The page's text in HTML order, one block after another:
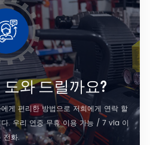
도와 드릴까요?
게 편리한 방법으로 저희에게 연락 할
다. 우리 연중 무휴 이용 가능 / 7 via 이
전화.